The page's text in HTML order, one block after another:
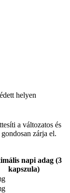
helyen
a változatos és
zárja el.
napi adag (3
kapszula)